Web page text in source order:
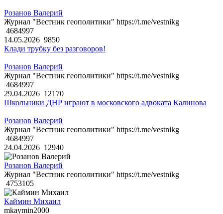
Розанов Валерий
Журнал "Вестник геополитики" https://t.me/vestnikg
4684997
14.05.2026 9850
Клади трубку без разговоров!
Розанов Валерий
Журнал "Вестник геополитики" https://t.me/vestnikg
4684997
29.04.2026 12170
Школьники ДНР играют в московского адвоката Калинова
Розанов Валерий
Журнал "Вестник геополитики" https://t.me/vestnikg
4684997
24.04.2026 12940
Розанов Валерий
Журнал "Вестник геополитики" https://t.me/vestnikg
4753105
Каймин Михаил
mkaymin2000